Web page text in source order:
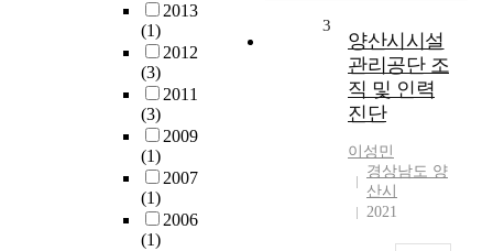
2013
(1)
2012
(3)
2011
(3)
2009
(1)
2007
(1)
2006
(1)
3
양산시시설
관리공단 조
직 및 인력
진단
이성민
경상남도 양
산시
2021